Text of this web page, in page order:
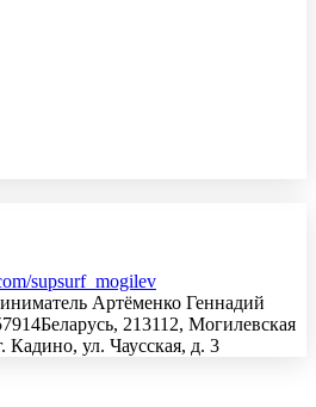
supsurf_mogilev
Артёменко Геннадий
Беларусь, 213112, Могилевская
Кадино, ул. Чаусская, д. 3